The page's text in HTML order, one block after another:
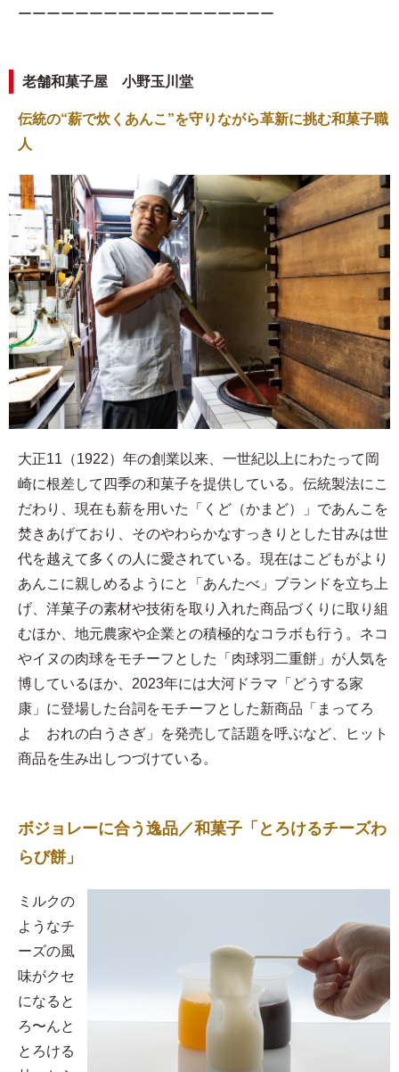
ーーーーーーーーーーーーーーーーーー
老舗和菓子屋 小野玉川堂
伝統の“薪で炊くあんこ”を守りながら革新に挑む和菓子職
人
大正11（1922）年の創業以来、一世紀以上にわたって岡
崎に根差して四季の和菓子を提供している。伝統製法にこ
だわり、現在も薪を用いた「くど（かまど）」であんこを
焚きあげており、そのやわらかなすっきりとした甘みは世
代を越えて多くの人に愛されている。現在はこどもがより
あんこに親しめるようにと「あんたべ」ブランドを立ち上
げ、洋菓子の素材や技術を取り入れた商品づくりに取り組
むほか、地元農家や企業との積極的なコラボも行う。ネコ
やイヌの肉球をモチーフとした「肉球羽二重餅」が人気を
博しているほか、2023年には大河ドラマ「どうする家
康」に登場した台詞をモチーフとした新商品「まってろ
よ おれの白うさぎ」を発売して話題を呼ぶなど、ヒット
商品を生み出しつづけている。
ボジョレーに合う逸品／和菓子「とろけるチーズわ
らび餅」
​ミルクの
ようなチ
ーズの風
味がクセ
になると
ろ〜んと
とろける